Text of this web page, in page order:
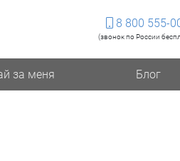
8 800 555-
(звонок по России
за меня Блог